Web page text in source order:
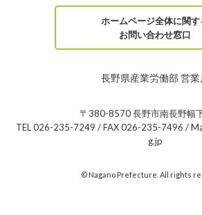
ホームページ全体に関す
お問い合わせ窓口
長野県産業労働部 営業
〒380-8570 長野市南長野幅
TEL 026-235-7249 / FAX 026-235-7496 /
g.jp
© Nagano Prefecture. All rights